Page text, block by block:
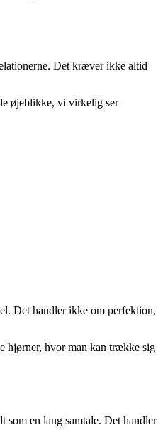
Det kræver ikke altid
øjeblikke, vi virkelig ser
Det handler ikke om perfektion,
hjørner, hvor man kan trække sig
en lang samtale. Det handler